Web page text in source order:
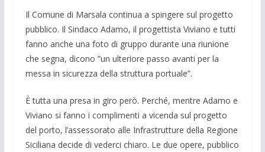
Il Comune di Marsala continua a spinger­e sul progetto
pubblico. Il Sindaco Adamo, il progettista Viviano e tutti
fanno anche una foto di gruppo durante una riu­nione
che segna, dicono ”un ulteriore pas­so avanti per la
messa in sicurezza della struttura portuale”.
È tutta una presa in giro però. Perché, mentre Adamo e
Viviano si fanno i com­plimenti a vicenda sul progetto
del porto, l’assessorato alle Infrastrutture della Re­gione
Siciliana decide di vederci chiaro. Le due opere, pubblico